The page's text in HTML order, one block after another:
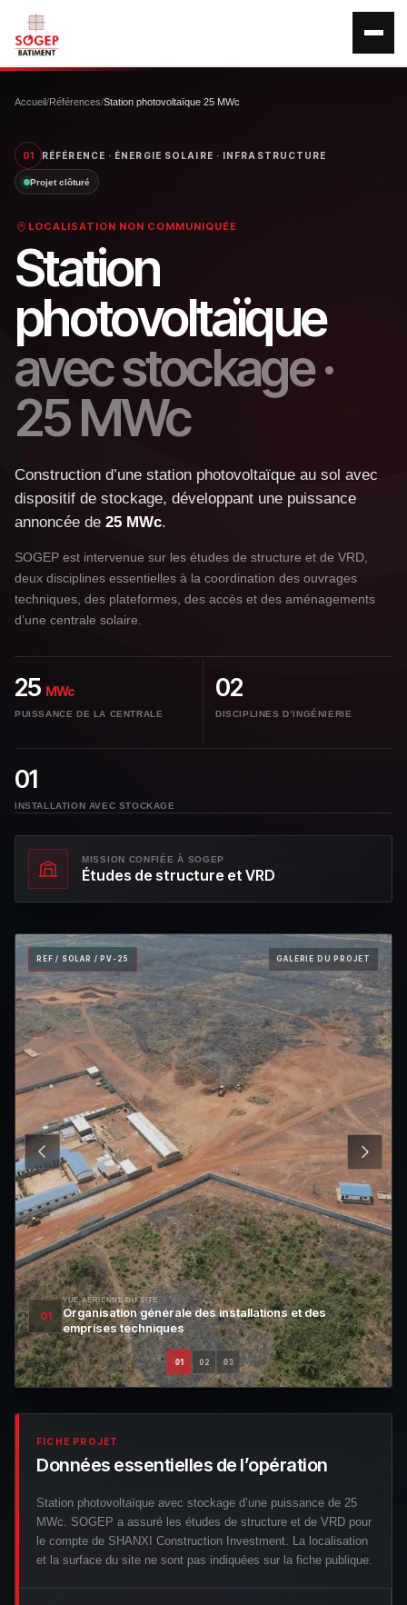
Accueil/Références/Station photovoltaïque 25 MWc
01 RÉFÉRENCE · ÉNERGIE SOLAIRE · INFRASTRUCTURE
Projet clôturé
LOCALISATION NON COMMUNIQUÉE
Station
photovoltaïque
avec stockage ·
25 MWc
Construction d’une station photovoltaïque au sol avec
dispositif de stockage, développant une puissance
annoncée de 25 MWc.
SOGEP est intervenue sur les études de structure et de VRD,
deux disciplines essentielles à la coordination des ouvrages
techniques, des plateformes, des accès et des aménagements
d’une centrale solaire.
25 MWc
PUISSANCE DE LA CENTRALE
02
DISCIPLINES D’INGÉNIERIE
01
INSTALLATION AVEC STOCKAGE
MISSION CONFIÉE À SOGEP
Études de structure et VRD
REF / SOLAR / PV-25 GALERIE DU PROJET
01
VUE AÉRIENNE DU SITE
Organisation générale des installations et des
emprises techniques
01 02 03
FICHE PROJET
Données essentielles de l’opération
Station photovoltaïque avec stockage d’une puissance de 25
MWc. SOGEP a assuré les études de structure et de VRD pour
le compte de SHANXI Construction Investment. La localisation
et la surface du site ne sont pas indiquées sur la fiche publique.